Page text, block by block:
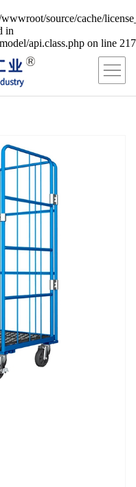
source/cache/
in
api.class.php on line 217